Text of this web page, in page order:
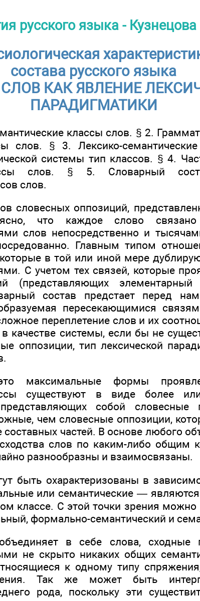
русского языка -
состава русского языка
КАК ЯВЛЕНИЕ
ПАРАДИГМАТИКИ
классы слов. § 2.
слов. § 3. Лексико-
системы тип классов. § 4.
слов. § 5. Словарный
слов.
словесных оппозиций,
что каждое слово связано
слов непосредственно и
Главным типом
в той или иной мере
С учетом тех связей, которые
(представляющих элементарный
состав предстает перед
пересекающимися
переплетение слов и их
качестве системы, если бы не
оппозиции, тип лексической
максимальные формы
существуют в виде более
собой словесные
чем словесные оппозиции,
частей. В основе любого
слов по каким-либо общим
разнообразны и взаимосвязаны.
быть охарактеризованы в
или семантические —
классе. С этой точки зрения можно
формально-семантический и
в себе слова, сходные
не скрыто никаких общих
к одному типу
Так же может быть
рода, поскольку эти